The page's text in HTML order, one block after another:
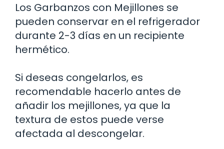
Los Garbanzos con Mejillones se
pueden conservar en el refrigerador
durante 2-3 días en un recipiente
hermético.
Si deseas congelarlos, es
recomendable hacerlo antes de
añadir los mejillones, ya que la
textura de estos puede verse
afectada al descongelar.